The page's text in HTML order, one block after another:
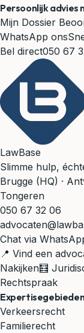
Persoonlijk advies
Mijn Dossier
WhatsApp ons
Bel direct050 67
LawBase
Slimme hulp,
Brugge (HQ) ·
Tongeren
050 67 32 06
Chat via
📍 Vind een
Nakijken🧮
Rechtspraak
Verkeersrecht
Familierecht